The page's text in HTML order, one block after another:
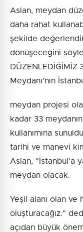
Aslan, meydan
daha rahat
şekilde
dönüşeceğini
Meydanı'nın
meydan projesi
kadar 33
kullanımına
tarihi ve manevi
Aslan, "İstanbul'a
meydan olacak.
Yeşil alanı olan
oluşturacağız."
açıdan büyük